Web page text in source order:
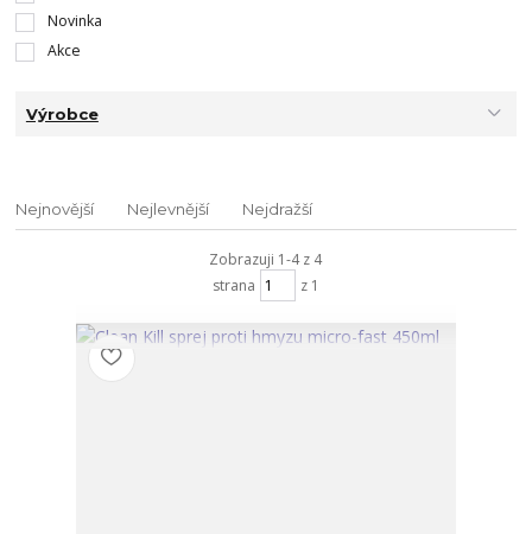
Novinka
Akce
Výrobce
Nejnovější Nejlevnější Nejdražší
Zobrazuji 1-4 z 4
strana
z 1